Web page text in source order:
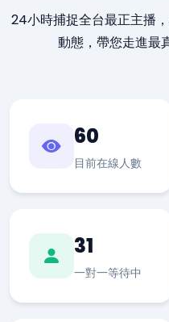
24小時捕捉全台最正主播
動態，帶您走進最
60
目前在線人數
31
一對一等待中